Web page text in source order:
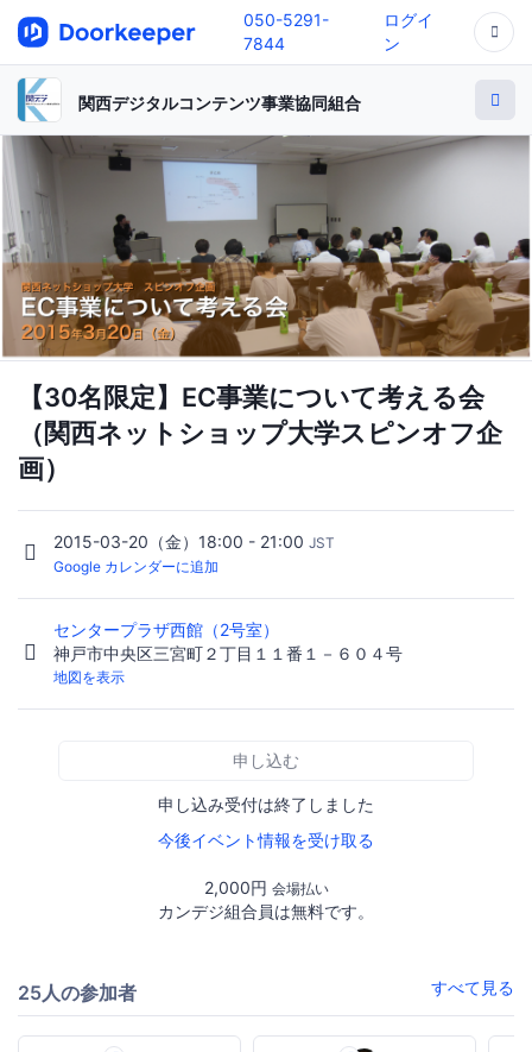
050-5291-
7844
ログイ
ン
関西デジタルコンテンツ事業協同組合
【30名限定】EC事業について考える会
（関西ネットショップ大学スピンオフ企
画）
2015-03-20（金）18:00 - 21:00 JST
Google カレンダーに追加
センタープラザ西館（2号室）
神戸市中央区三宮町２丁目１１番１－６０４号
地図を表示
申し込む
申し込み受付は終了しました
今後イベント情報を受け取る
2,000円 会場払い
カンデジ組合員は無料です。
25人の参加者 すべて見る